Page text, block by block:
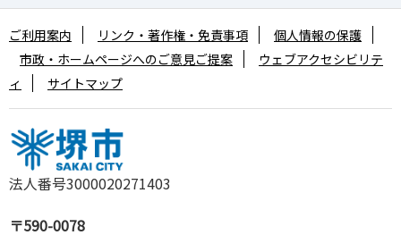
法人番号3000020271403
〒590-0078
ご利用案内 リンク・著作権・免責事項
個人情報の保護
市政・ホームページへのご意見ご提案
ウェブアクセシビリテ
ィ
サイトマップ